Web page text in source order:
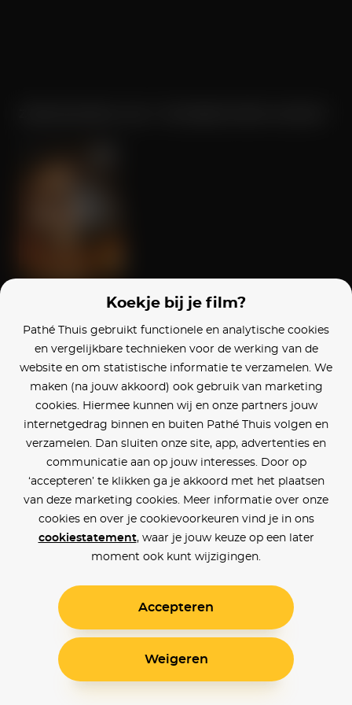
Koekje bij je film?
Pathé Thuis gebruikt functionele en analytische cookies
en vergelijkbare technieken voor de werking van de
website en om statistische informatie te verzamelen. We
maken (na jouw akkoord) ook gebruik van marketing
cookies. Hiermee kunnen wij en onze partners jouw
internetgedrag binnen en buiten Pathé Thuis volgen en
verzamelen. Dan sluiten onze site, app, advertenties en
communicatie aan op jouw interesses. Door op
‘accepteren’ te klikken ga je akkoord met het plaatsen
van deze marketing cookies. Meer informatie over onze
cookies en over je cookievoorkeuren vind je in ons
cookiestatement, waar je jouw keuze op een later
moment ook kunt wijzigingen.
Accepteren
Weigeren
One Battle After Another